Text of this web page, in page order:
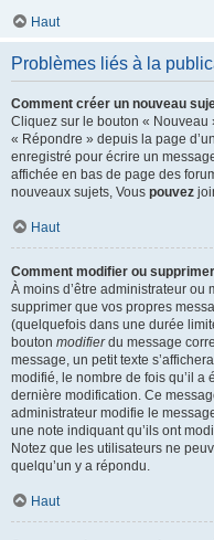
Haut
Problèmes liés à la
Comment créer un nouveau
Cliquez sur le bouton « Nouveau
« Répondre » depuis la page
enregistré pour écrire un
affichée en bas de page des
nouveaux sujets, Vous pouvez
Haut
Comment modifier ou
À moins d’être administrateur ou
supprimer que vos propres
(quelquefois dans une durée
bouton modifierdu message
message, un petit texte
modifié, le nombre de fois qu’il a
dernière modification. Ce
administrateur modifie le
une note indiquant qu’ils ont
Notez que les utilisateurs ne
quelqu’un y a répondu.
Haut